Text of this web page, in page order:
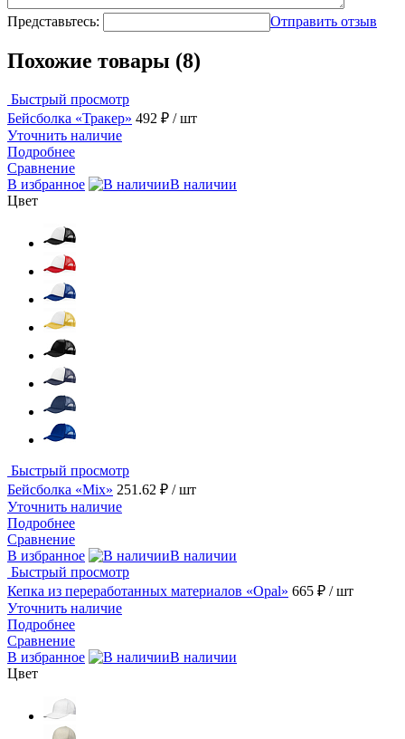
Представьтесь: Отправить отзыв
Похожие товары (8)
Быстрый просмотр
Бейсболка «Тракер» 492 ₽ / шт
Уточнить наличие
Подробнее
Сравнение
В избранное
В наличии
Цвет
Быстрый просмотр
Бейсболка «Mix» 251.62 ₽ / шт
Уточнить наличие
Подробнее
Сравнение
В избранное
В наличии
Быстрый просмотр
Кепка из переработанных материалов «Opal» 665 ₽ / шт
Уточнить наличие
Подробнее
Сравнение
В избранное
В наличии
Цвет